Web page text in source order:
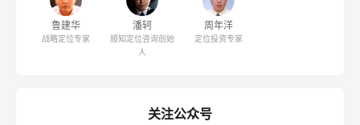
鲁建华
战略定位专家
潘轲
顺知定位咨询创始
人
周年洋
定位投资专家
关注公众号